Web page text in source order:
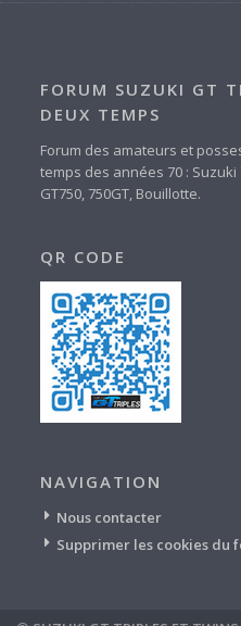
FORUM SUZUKI GT
DEUX TEMPS
Forum des amateurs et
temps des années 70 : Suzuki
GT750, 750GT, Bouillotte.
QR CODE
NAVIGATION
Nous contacter
Supprimer les cookies du